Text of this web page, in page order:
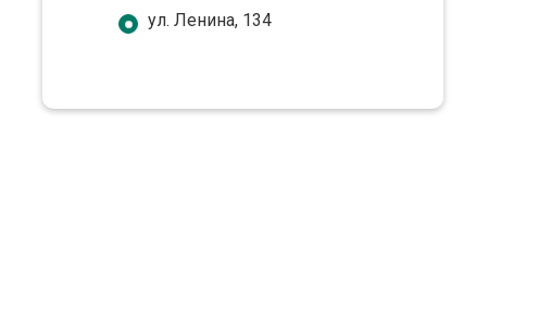
ул. Ленина, 134